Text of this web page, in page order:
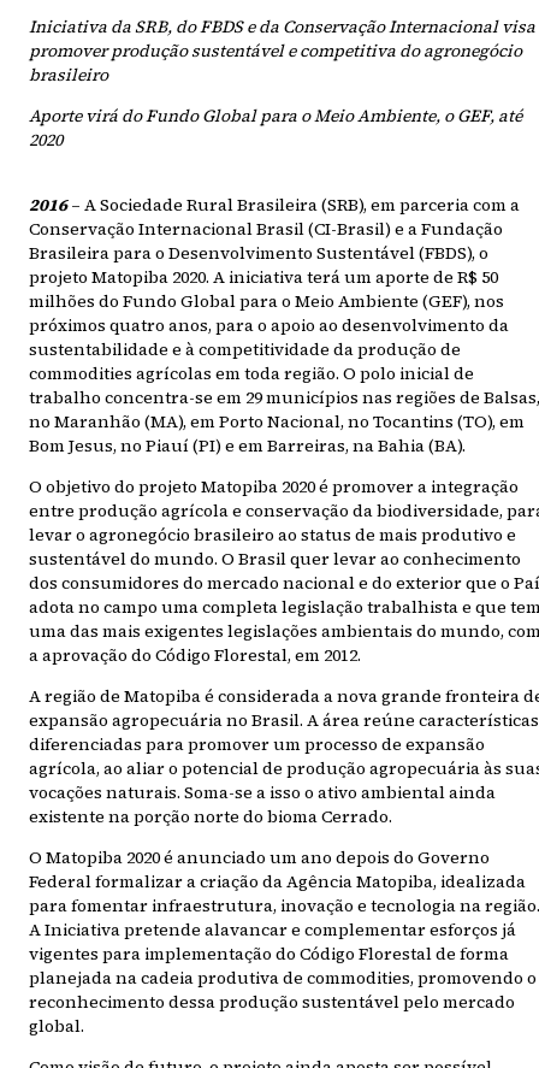
Iniciativa da SRB, do FBDS e da Conservação Internacional visa
promover produção sustentável e competitiva do agronegócio
brasileiro
Aporte virá do Fundo Global para o Meio Ambiente, o GEF, até
2020
2016– A Sociedade Rural Brasileira (SRB), em parceria com a
Conservação Internacional Brasil (CI-Brasil) e a Fundação
Brasileira para o Desenvolvimento Sustentável (FBDS), o
projeto Matopiba 2020. A iniciativa terá um aporte de R$ 50
milhões do Fundo Global para o Meio Ambiente (GEF), nos
próximos quatro anos, para o apoio ao desenvolvimento da
sustentabilidade e à competitividade da produção de
commodities agrícolas em toda região. O polo inicial de
trabalho concentra-se em 29 municípios nas regiões de Balsas,
no Maranhão (MA), em Porto Nacional, no Tocantins (TO), em
Bom Jesus, no Piauí (PI) e em Barreiras, na Bahia (BA).
O objetivo do projeto Matopiba 2020 é promover a integração
entre produção agrícola e conservação da biodiversidade,
levar o agronegócio brasileiro ao status de mais produtivo e
sustentável do mundo. O Brasil quer levar ao conhecimento
dos consumidores do mercado nacional e do exterior que o
adota no campo uma completa legislação trabalhista e que
uma das mais exigentes legislações ambientais do mundo,
a aprovação do Código Florestal, em 2012.
A região de Matopiba é considerada a nova grande fronteira
expansão agropecuária no Brasil. A área reúne características
diferenciadas para promover um processo de expansão
agrícola, ao aliar o potencial de produção agropecuária às
vocações naturais. Soma-se a isso o ativo ambiental ainda
existente na porção norte do bioma Cerrado.
O Matopiba 2020 é anunciado um ano depois do Governo
Federal formalizar a criação da Agência Matopiba, idealizada
para fomentar infraestrutura, inovação e tecnologia na região.
A Iniciativa pretende alavancar e complementar esforços já
vigentes para implementação do Código Florestal de forma
planejada na cadeia produtiva de commodities, promovendo o
reconhecimento dessa produção sustentável pelo mercado
global.